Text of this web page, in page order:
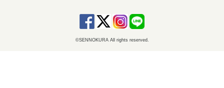
©SENNOKURA All rights reserved.